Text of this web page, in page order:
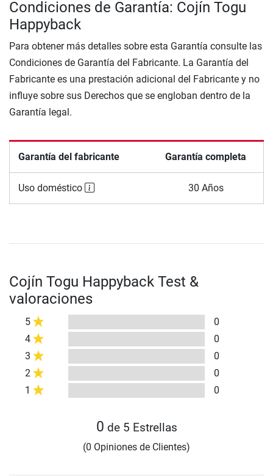
Condiciones de Garantía: Cojín Togu
Happyback
Para obtener más detalles sobre esta Garantía consulte las
Condiciones de Garantía del Fabricante. La Garantía del
Fabricante es una prestación adicional del Fabricante y no
influye sobre sus Derechos que se engloban dentro de la
Garantía legal.
Garantía del fabricante Garantía completa
Uso doméstico 30 Años
Cojín Togu Happyback Test &
valoraciones
5
0
4
0
3
0
2
0
1
0
0 de 5 Estrellas
(0 Opiniones de Clientes)